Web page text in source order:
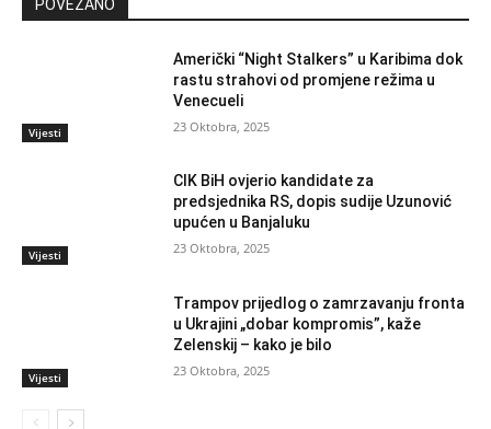
POVEZANO
Vijesti
Američki “Night Stalkers” u Karibima dok
rastu strahovi od promjene režima u
Venecueli
23 Oktobra, 2025
Vijesti
CIK BiH ovjerio kandidate za
predsjednika RS, dopis sudije Uzunović
upućen u Banjaluku
23 Oktobra, 2025
Vijesti
Trampov prijedlog o zamrzavanju fronta
u Ukrajini „dobar kompromis”, kaže
Zelenskij – kako je bilo
23 Oktobra, 2025